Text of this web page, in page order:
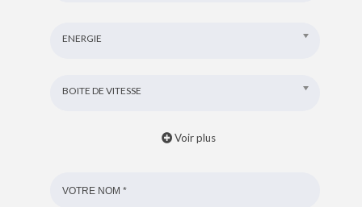
ENERGIE
BOITE DE VITESSE
Voir plus